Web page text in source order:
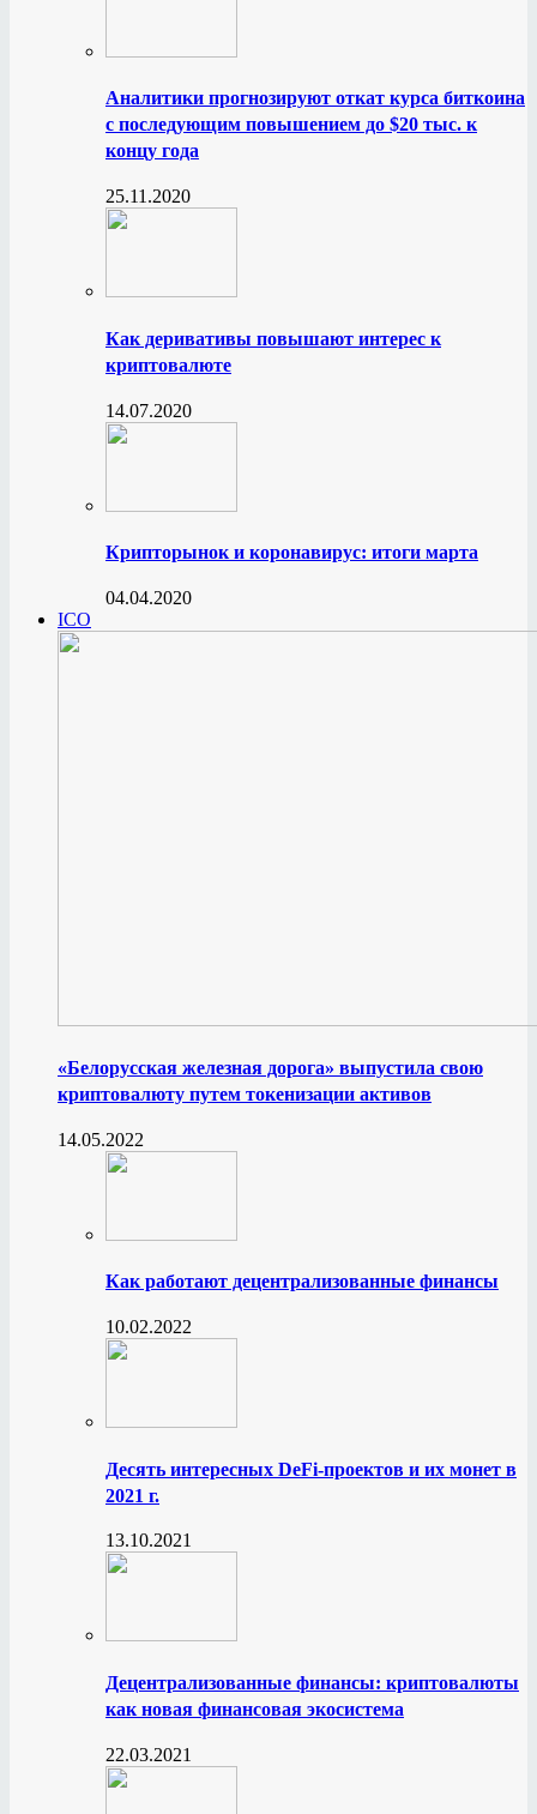
Аналитики прогнозируют откат курса биткоина
с последующим повышением до $20 тыс. к
концу года
25.11.2020
Как деривативы повышают интерес к
криптовалюте
14.07.2020
Крипторынок и коронавирус: итоги марта
04.04.2020
ICO
«Белорусская железная дорога» выпустила свою
криптовалюту путем токенизации активов
14.05.2022
Как работают децентрализованные финансы
10.02.2022
Десять интересных DeFi-проектов и их монет в
2021 г.
13.10.2021
Децентрализованные финансы: криптовалюты
как новая финансовая экосистема
22.03.2021